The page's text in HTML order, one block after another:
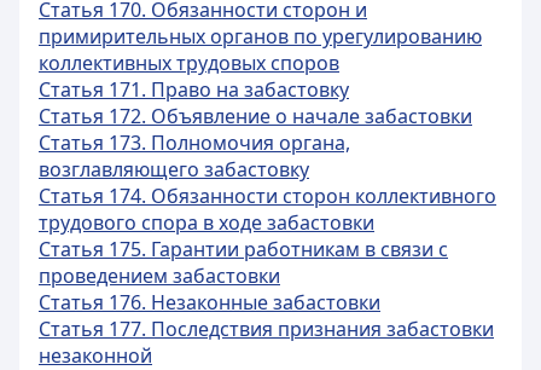
Статья 170. Обязанности сторон и
примирительных органов по урегулированию
коллективных трудовых споров
Статья 171. Право на забастовку
Статья 172. Объявление о начале забастовки
Статья 173. Полномочия органа,
возглавляющего забастовку
Статья 174. Обязанности сторон коллективного
трудового спора в ходе забастовки
Статья 175. Гарантии работникам в связи с
проведением забастовки
Статья 176. Незаконные забастовки
Статья 177. Последствия признания забастовки
незаконной